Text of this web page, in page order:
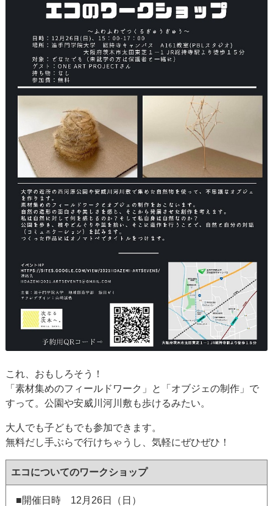
これ、おもしろそう！
「素材集めのフィールドワーク」と「オブジェの制作」で
すって。公園や安威川河川敷も歩けるみたい。
大人でも子どもでも参加できます。
無料だし手ぶらで行けちゃうし、気軽にぜひぜひ！
エコについてのワークショップ
■開催日時 12月26日（日）